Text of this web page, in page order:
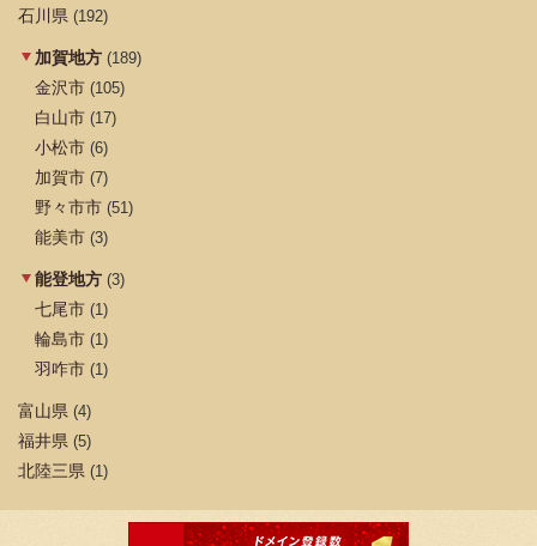
石川県 (192)
加賀地方 (189)
金沢市 (105)
白山市 (17)
小松市 (6)
加賀市 (7)
野々市市 (51)
能美市 (3)
能登地方 (3)
七尾市 (1)
輪島市 (1)
羽咋市 (1)
富山県 (4)
福井県 (5)
北陸三県 (1)